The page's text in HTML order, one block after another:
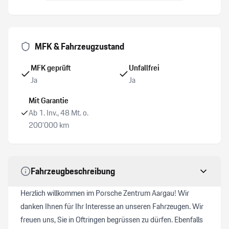
Zentralverriegelung mit Fernbedienung
DAB+ Digital Audio Broadcast
MFK & Fahrzeugzustand
MFK geprüft
Ja
Unfallfrei
Ja
Mit Garantie
Ab 1. Inv., 48 Mt. o.
200’000 km
Fahrzeugbeschreibung
Herzlich willkommen im Porsche Zentrum Aargau! Wir
danken Ihnen für Ihr Interesse an unseren Fahrzeugen. Wir
freuen uns, Sie in Oftringen begrüssen zu dürfen. Ebenfalls